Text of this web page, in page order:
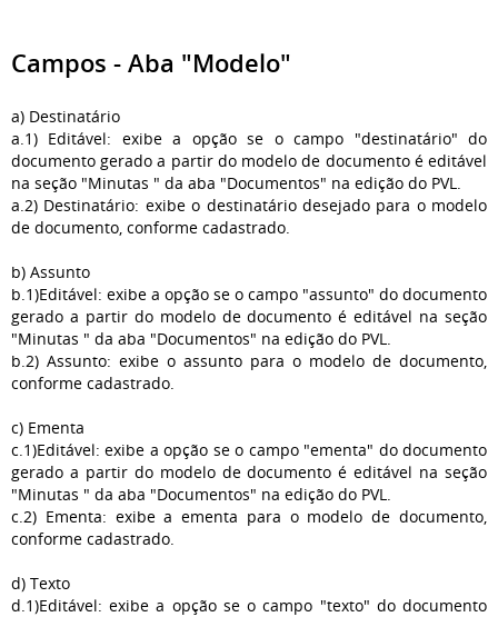
Campos - Aba "Modelo"
a) Destinatário
a.1) Editável: exibe a opção se o campo "destinatário" do
documento gerado a partir do modelo de documento é editável
na seção "Minutas " da aba "Documentos" na edição do PVL.
a.2) Destinatário: exibe o destinatário desejado para o modelo
de documento, conforme cadastrado.
b) Assunto
b.1)Editável: exibe a opção se o campo "assunto" do documento
gerado a partir do modelo de documento é editável na seção
"Minutas " da aba "Documentos" na edição do PVL.
b.2) Assunto: exibe o assunto para o modelo de documento,
conforme cadastrado.
c) Ementa
c.1)Editável: exibe a opção se o campo "ementa" do documento
gerado a partir do modelo de documento é editável na seção
"Minutas " da aba "Documentos" na edição do PVL.
c.2) Ementa: exibe a ementa para o modelo de documento,
conforme cadastrado.
d) Texto
d.1)Editável: exibe a opção se o campo "texto" do documento